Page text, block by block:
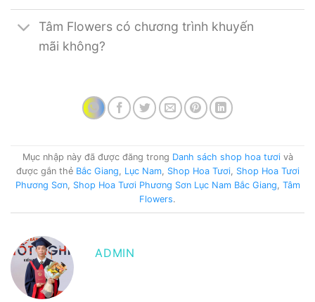
Tâm Flowers có chương trình khuyến
mãi không?
Mục nhập này đã được đăng trong Danh sách shop hoa tươivà
được gắn thẻ Bắc Giang, Lục Nam, Shop Hoa Tươi, Shop Hoa Tươi
Phương Sơn, Shop Hoa Tươi Phương Sơn Lục Nam Bắc Giang, Tâm
Flowers.
ADMIN